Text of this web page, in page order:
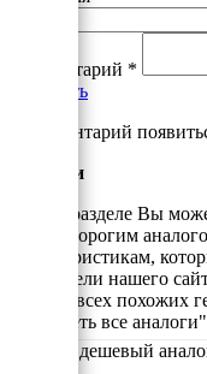
Комментарий *
Добавить
*Комментарий
Аналоги
В этом разделе Вы
самым дорогим
характеристикам,
посетители нашего
данные всех похожих
"Смотреть все
Самый дешевый